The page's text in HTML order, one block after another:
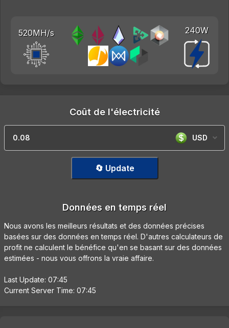
520MH/s 240W
Coût de l'électricité
USD
🔄 Update
Données en temps réel
Nous avons les meilleurs résultats et des données précises
basées sur des données en temps réel. D'autres calculateurs de
profit ne calculent le bénéfice qu'en se basant sur des données
estimées - nous vous offrons la vraie affaire.
Last Update: 07:45
Current Server Time: 07:45